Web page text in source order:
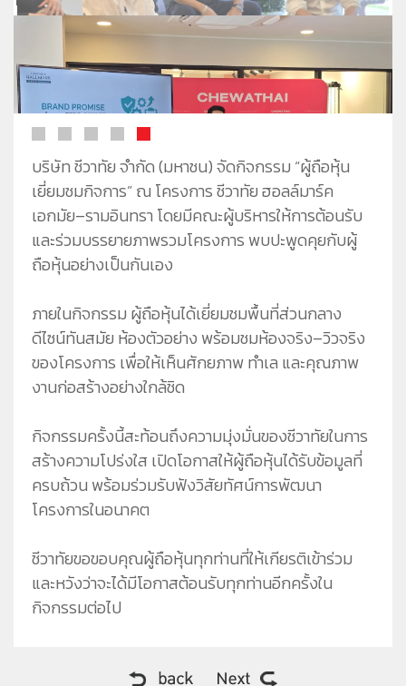
โครงสร้างองค์กร
คณะกรรมการบริษัท
คณะกรรมการตรวจสอบ
คณะกรรมการบริหาร
คณะกรรมการสรรหาและพิจารณาค่าตอบแทน
คณะผู้บริหาร
Magazine
บ้าน
ทาวน์โฮม
คอนโดมิเนียม
โฮมออฟฟิศ
บริษัท ชีวาทัย จำกัด (มหาชน) จัดกิจกรรม “ผู้ถือหุ้น
เยี่ยมชมกิจการ” ณ โครงการ ชีวาทัย ฮอลล์มาร์ค
เอกมัย–รามอินทรา โดยมีคณะผู้บริหารให้การต้อนรับ
และร่วมบรรยายภาพรวมโครงการ พบปะพูดคุยกับผู้
ถือหุ้นอย่างเป็นกันเอง
ภายในกิจกรรม ผู้ถือหุ้นได้เยี่ยมชมพื้นที่ส่วนกลาง
ดีไซน์ทันสมัย ห้องตัวอย่าง พร้อมชมห้องจริง–วิวจริง
ของโครงการ เพื่อให้เห็นศักยภาพ ทำเล และคุณภาพ
งานก่อสร้างอย่างใกล้ชิด
กิจกรรมครั้งนี้สะท้อนถึงความมุ่งมั่นของชีวาทัยในการ
สร้างความโปร่งใส เปิดโอกาสให้ผู้ถือหุ้นได้รับข้อมูลที่
ครบถ้วน พร้อมร่วมรับฟังวิสัยทัศน์การพัฒนา
โครงการในอนาคต
ชีวาทัยขอขอบคุณผู้ถือหุ้นทุกท่านที่ให้เกียรติเข้าร่วม
และหวังว่าจะได้มีโอกาสต้อนรับทุกท่านอีกครั้งใน
กิจกรรมต่อไป